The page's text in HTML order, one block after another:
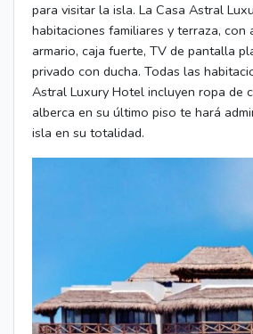
para visitar la isla. La Casa Astral
habitaciones familiares y terraza, con
armario, caja fuerte, TV de pantalla
privado con ducha. Todas las
Astral Luxury Hotel incluyen ropa de
alberca en su último piso te hará
isla en su totalidad.